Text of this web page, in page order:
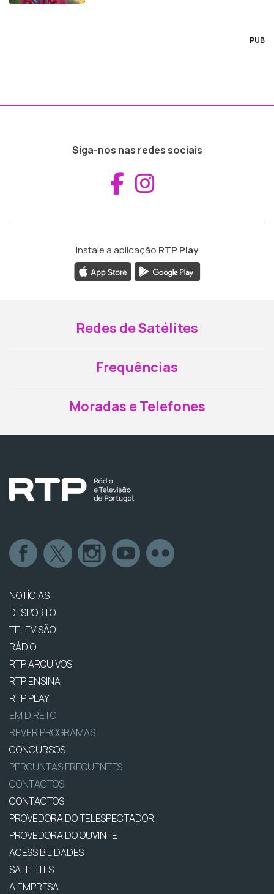
PUB
Siga-nos nas redes sociais
Aceder ao
Instale a aplicação RTP Play
Redes de Satélites
Frequências
Moradas e Telefones
NOTÍCIAS
DESPORTO
TELEVISÃO
RÁDIO
RTP ARQUIVOS
RTP ENSINA
RTP PLAY
EM DIRETO
REVER PROGRAMAS
CONCURSOS
PERGUNTAS FREQUENTES
CONTACTOS
CONTACTOS
PROVEDORA DO TELESPECTADOR
PROVEDORA DO OUVINTE
ACESSIBILIDADES
SATÉLITES
A EMPRESA